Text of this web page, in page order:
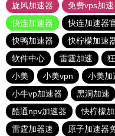
旋风加速器
免费vps加
快连加速器
快连加速器
快鸭加速器
快柠檬加速
软件中心
雷霆加速
小美
小美vpn 小美加
小牛vp加速器
黑洞加速
酷通npv加速器
快柠檬
雷霆加器速
原子加速器